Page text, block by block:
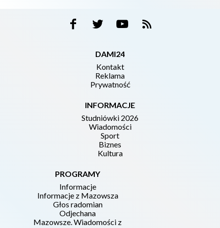
DAMI24
Kontakt
Reklama
Prywatność
INFORMACJE
Studniówki 2026
Wiadomości
Sport
Biznes
Kultura
PROGRAMY
Informacje
Informacje z Mazowsza
Głos radomian
Odjechana
Mazowsze. Wiadomości z